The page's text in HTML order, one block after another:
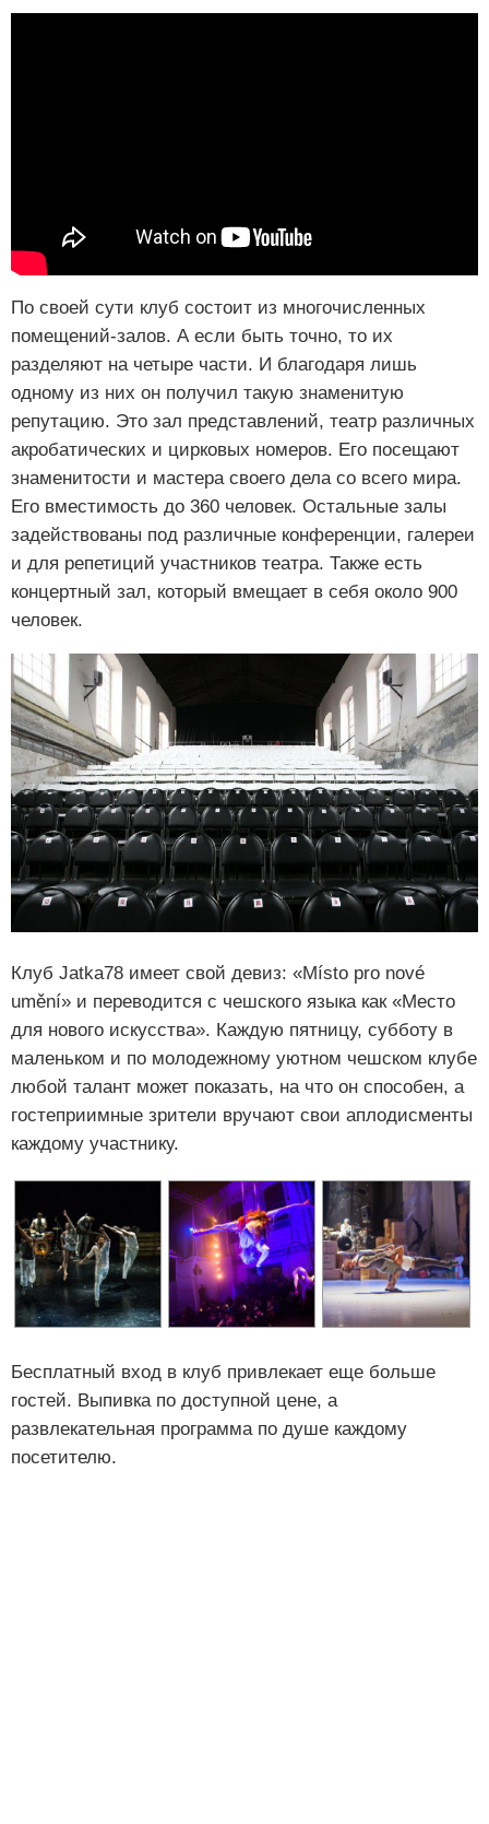
По своей сути клуб состоит из многочисленных
помещений-залов. А если быть точно, то их
разделяют на четыре части. И благодаря лишь
одному из них он получил такую знаменитую
репутацию. Это зал представлений, театр различных
акробатических и цирковых номеров. Его посещают
знаменитости и мастера своего дела со всего мира.
Его вместимость до 360 человек. Остальные залы
задействованы под различные конференции, галереи
и для репетиций участников театра. Также есть
концертный зал, который вмещает в себя около 900
человек.
Клуб Jatka78 имеет свой девиз: «Místo pro nové
umění» и переводится с чешского языка как «Место
для нового искусства». Каждую пятницу, субботу в
маленьком и по молодежному уютном чешском клубе
любой талант может показать, на что он способен, а
гостеприимные зрители вручают свои аплодисменты
каждому участнику.
Бесплатный вход в клуб привлекает еще больше
гостей. Выпивка по доступной цене, а
развлекательная программа по душе каждому
посетителю.